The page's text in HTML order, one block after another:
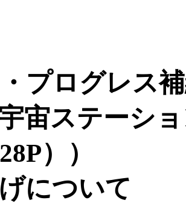
プログレス
宇宙ステーシ
））
について